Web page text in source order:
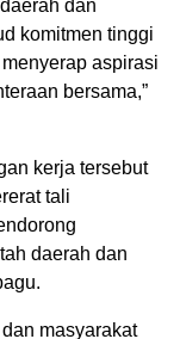
dan
komitmen tinggi
aspirasi
bersama,”
kerja tersebut
tali
daerah dan
masyarakat